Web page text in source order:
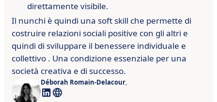
direttamente visibile.
Il nunchi è quindi una soft skill che permette di
costruire relazioni sociali positive con gli altri e
quindi di sviluppare il benessere individuale e
collettivo . Una condizione essenziale per una
società creativa e di successo.
Déborah Romain-Delacour,